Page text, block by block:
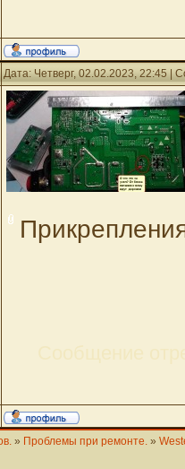
Дата: Четверг, 02.02.2023, 22:45 |
» Проблемы при ремонте. »